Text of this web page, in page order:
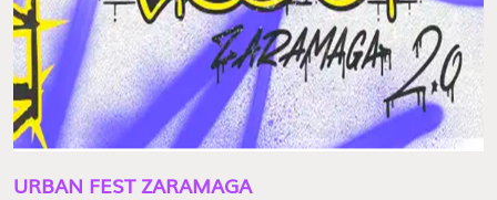
URBAN FEST ZARAMAGA